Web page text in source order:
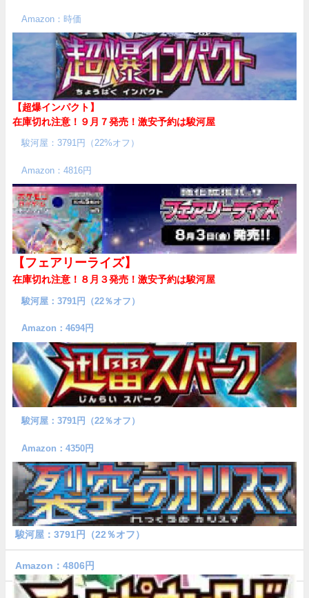
Amazon：時価
【超爆インパクト】
在庫切れ注意！９月７発売！ 激安予約は駿河屋
駿河屋：3791円（22%オフ）
Amazon：4816円
【フェアリーライズ】
在庫切れ注意！８月３発売！ 激安予約は駿河屋
駿河屋：3791円（22％オフ）
Amazon：4694円
駿河屋：3791円（22％オフ）
Amazon：4350円
駿河屋：3791円（22％オフ）
Amazon：4806円